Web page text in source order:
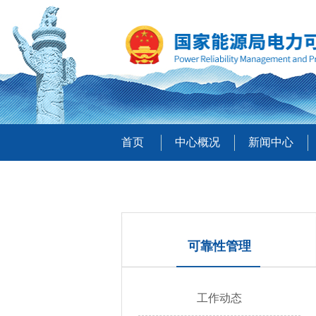
首页 中心概况 新闻中心
可靠性管理
工作动态